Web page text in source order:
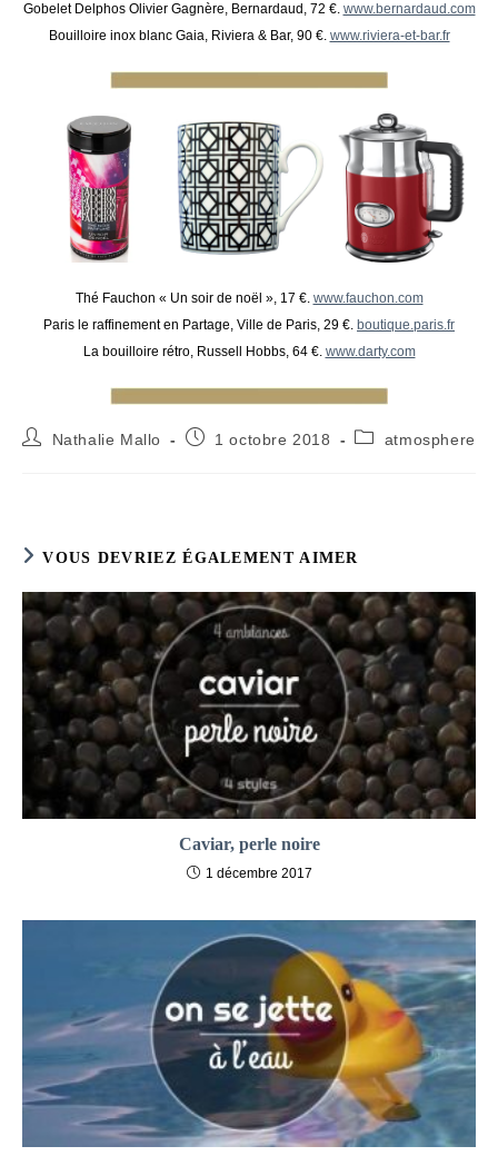
Gobelet Delphos Olivier Gagnère, Bernardaud, 72 €. www.bernardaud.com
Bouilloire inox blanc Gaia, Riviera & Bar, 90 €. www.riviera-et-bar.fr
Thé Fauchon « Un soir de noël », 17 €. www.fauchon.com
Paris le raffinement en Partage, Ville de Paris, 29 €. boutique.paris.fr
La bouilloire rétro, Russell Hobbs, 64 €. www.darty.com
Auteur/autrice
Nathalie Mallo
Publication
1 octobre 2018
Postatmosphere
VOUS DEVRIEZ ÉGALEMENT AIMER
Caviar, perle noire
1 décembre 2017